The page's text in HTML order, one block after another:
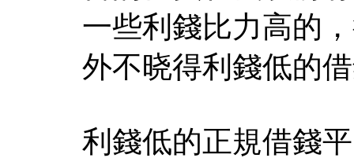
一些利錢比力高的
外不晓得利錢低的
利錢低的正規借錢